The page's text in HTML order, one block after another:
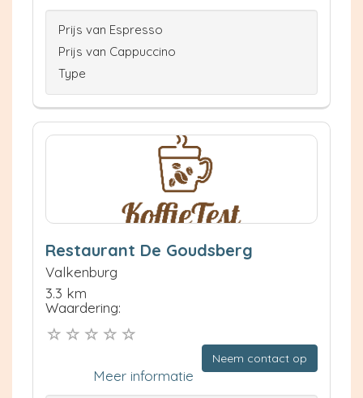
Prijs van Espresso
Prijs van Cappuccino
Type
Restaurant De Goudsberg
Valkenburg
3.3 km
Waardering:
Neem contact op
Meer informatie